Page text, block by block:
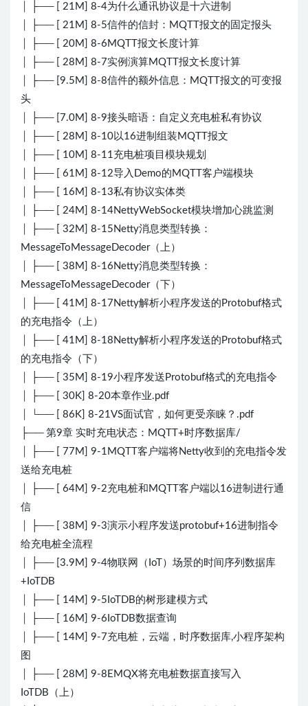
│ ├── [ 21M] 8-4为什么通讯协议是十六进制
│ ├── [ 21M] 8-5信件的信封：MQTT报文的固定报头
│ ├── [ 20M] 8-6MQTT报文长度计算
│ ├── [ 28M] 8-7实例演算MQTT报文长度计算
│ ├── [9.5M] 8-8信件的额外信息：MQTT报文的可变报
头
│ ├── [7.0M] 8-9接头暗语：自定义充电桩私有协议
│ ├── [ 28M] 8-10以16进制组装MQTT报文
│ ├── [ 10M] 8-11充电桩项目模块规划
│ ├── [ 61M] 8-12导入Demo的MQTT客户端模块
│ ├── [ 16M] 8-13私有协议实体类
│ ├── [ 24M] 8-14NettyWebSocket模块增加心跳监测
│ ├── [ 32M] 8-15Netty消息类型转换：
MessageToMessageDecoder（上）
│ ├── [ 38M] 8-16Netty消息类型转换：
MessageToMessageDecoder（下）
│ ├── [ 41M] 8-17Netty解析小程序发送的Protobuf格式
的充电指令（上）
│ ├── [ 41M] 8-18Netty解析小程序发送的Protobuf格式
的充电指令（下）
│ ├── [ 35M] 8-19小程序发送Protobuf格式的充电指令
│ ├── [ 30K] 8-20本章作业.pdf
│ └── [ 86K] 8-21VS面试官，如何更受亲睐？.pdf
├── 第9章 实时充电状态：MQTT+时序数据库/
│ ├── [ 77M] 9-1MQTT客户端将Netty收到的充电指令发
送给充电桩
│ ├── [ 64M] 9-2充电桩和MQTT客户端以16进制进行通
信
│ ├── [ 38M] 9-3演示小程序发送protobuf+16进制指令
给充电桩全流程
│ ├── [3.9M] 9-4物联网（IoT）场景的时间序列数据库
+IoTDB
│ ├── [ 14M] 9-5IoTDB的树形建模方式
│ ├── [ 16M] 9-6IoTDB数据查询
│ ├── [ 14M] 9-7充电桩，云端，时序数据库,小程序架构
图
│ ├── [ 28M] 9-8EMQX将充电桩数据直接写入
IoTDB（上）